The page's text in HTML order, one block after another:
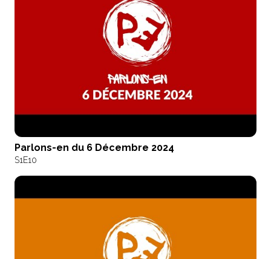
Parlons-en du 6 Décembre 2024
S1E10